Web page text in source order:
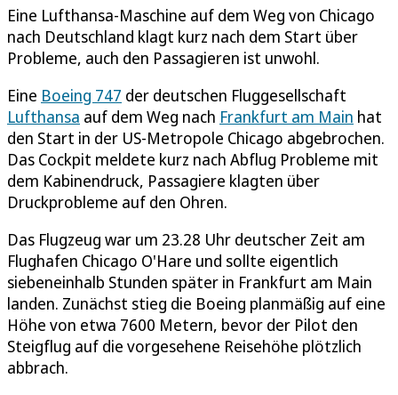
Eine Lufthansa-Maschine auf dem Weg von Chicago
nach Deutschland klagt kurz nach dem Start über
Probleme, auch den Passagieren ist unwohl.
Eine Boeing 747 der deutschen Fluggesellschaft
Lufthansa auf dem Weg nach Frankfurt am Main hat
den Start in der US-Metropole Chicago abgebrochen.
Das Cockpit meldete kurz nach Abflug Probleme mit
dem Kabinendruck, Passagiere klagten über
Druckprobleme auf den Ohren.
Das Flugzeug war um 23.28 Uhr deutscher Zeit am
Flughafen Chicago O'Hare und sollte eigentlich
siebeneinhalb Stunden später in Frankfurt am Main
landen. Zunächst stieg die Boeing planmäßig auf eine
Höhe von etwa 7600 Metern, bevor der Pilot den
Steigflug auf die vorgesehene Reisehöhe plötzlich
abbrach.